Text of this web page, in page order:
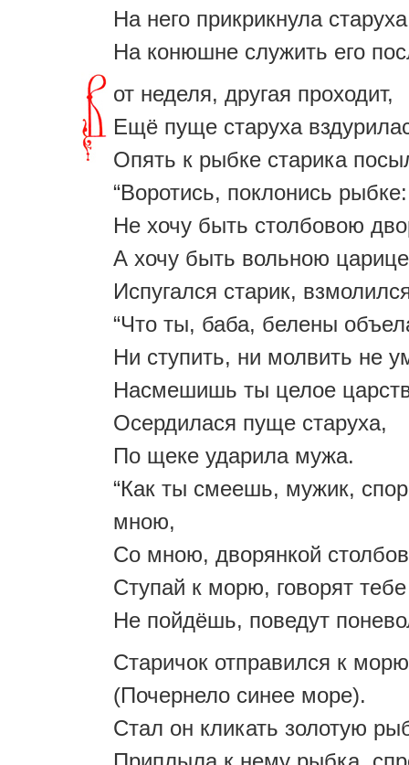
На него прикрикнула
На конюшне служить его
от неделя, другая проходит,
Ещё пуще старуха
Опять к рыбке старика
“Воротись, поклонись рыбке:
Не хочу быть столбовою
А хочу быть вольною
Испугался старик,
“Что ты, баба, белены
Ни ступить, ни молвить не
Насмешишь ты целое
Осердилася пуще старуха,
По щеке ударила мужа.
“Как ты смеешь, мужик,
мною,
Со мною, дворянкой
Ступай к морю, говорят
Не пойдёшь, поведут
Старичок отправился к морю
(Почернело синее море).
Стал он кликать золотую